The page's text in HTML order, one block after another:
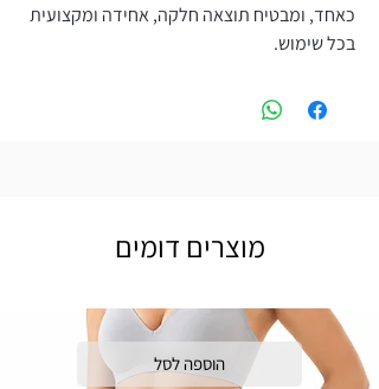
כאחד, ומבטיח תוצאה חלקה, אחידה ומקצועית
בכל שימוש.
מוצרים דומים
הוספה לסל